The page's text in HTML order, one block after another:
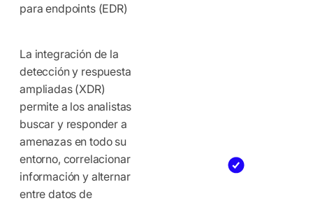
para endpoints (EDR)
La integración de la
detección y respuesta
ampliadas (XDR)
permite a los analistas
buscar y responder a
amenazas en todo su
entorno, correlacionar
información y alternar
entre datos de